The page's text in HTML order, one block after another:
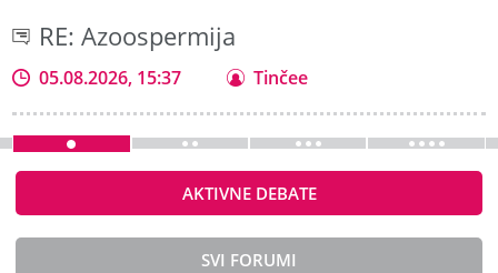
RE: Azoospermija
05.08.2026, 15:37 Tinčee
AKTIVNE DEBATE
SVI FORUMI